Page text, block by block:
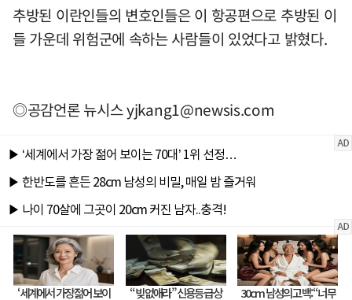
추방된 이란인들의 변호인들은 이 항공편으로 추방된 이
들 가운데 위험군에 속하는 사람들이 있었다고 밝혔다.
◎공감언론 뉴시스yjkang1@newsis.com